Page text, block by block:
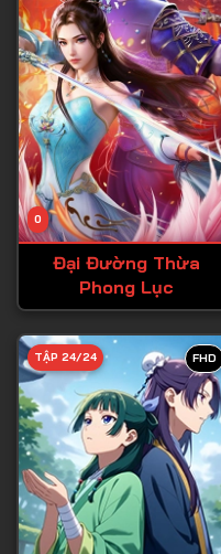
0
Đại Đường Thừa
Phong Lục
FHD
TẬP 24/24